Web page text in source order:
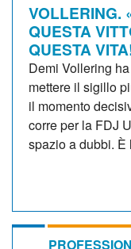
VOLLERING.
QUESTA
QUESTA
Demi Vollering
mettere il sigillo
il momento
corre per la FDJ
spazio a dubbi. È